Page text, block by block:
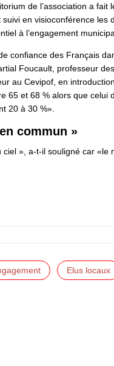
de l’association a fait
en visioconférence les
à l’engagement
confiance des Français
Foucault, professeur des
au Cevipof, en
65 et 68 % alors que celui
20 à 30 %».
commun »
», a-t-il souligné car «le
Elus locaux